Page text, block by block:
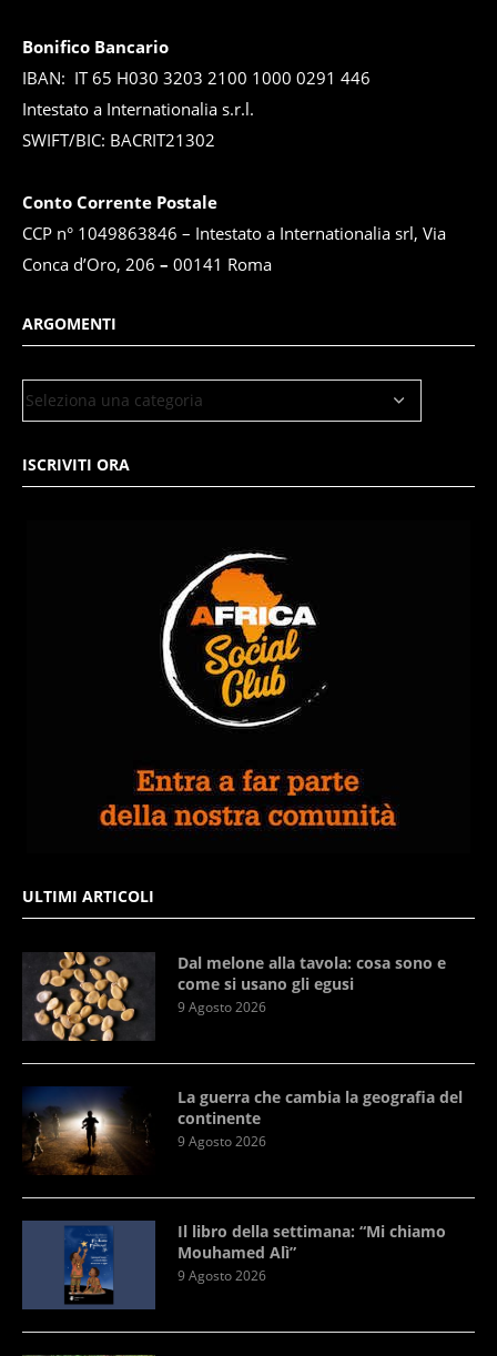
Bonifico Bancario
IBAN: IT 65 H030 3203 2100 1000 0291 446
Intestato a Internationalia s.r.l.
SWIFT/BIC: BACRIT21302
Conto Corrente Postale
CCP n° 1049863846 – Intestato a Internationalia srl, Via
Conca d’Oro, 206 – 00141 Roma
ARGOMENTI
ISCRIVITI ORA
ULTIMI ARTICOLI
Dal melone alla tavola: cosa sono e
come si usano gli egusi
9 Agosto 2026
La guerra che cambia la geografia del
continente
9 Agosto 2026
Il libro della settimana: “Mi chiamo
Mouhamed Alì”
9 Agosto 2026